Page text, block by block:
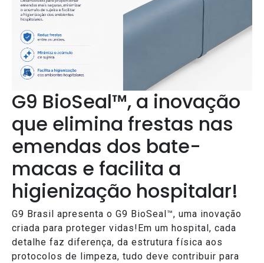
G9 BioSeal™, a inovação
que elimina frestas nas
emendas dos bate-
macas e facilita a
higienização hospitalar!
G9 Brasil apresenta o G9 BioSeal™, uma inovação
criada para proteger vidas!Em um hospital, cada
detalhe faz diferença, da estrutura física aos
protocolos de limpeza, tudo deve contribuir para